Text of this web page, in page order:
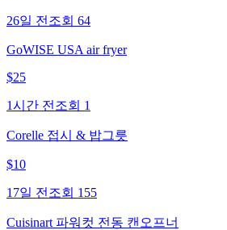
26일 전 조회 64
GoWISE USA air fryer
$25
1시간 전 조회 1
Corelle 접시 & 밥그릇
$10
17일 전 조회 155
Cuisinart 파워컷 전동 캔오프너